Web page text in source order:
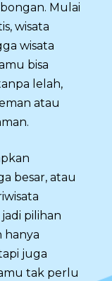
Mulai
wisata
wisata
bisa
lelah,
atau
besar, atau
pilihan
hanya
juga
tak perlu